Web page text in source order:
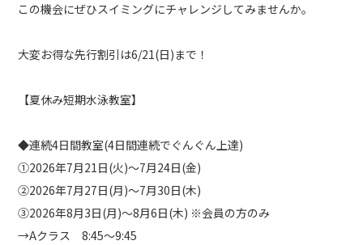
この機会にぜひスイミングにチャレンジしてみませんか。
大変お得な先行割引は6/21(日)まで！
【夏休み短期水泳教室】
◆連続4日間教室(4日間連続でぐんぐん上達)
①2026年7月21日(火)～7月24日(金)
②2026年7月27日(月)～7月30日(木)
③2026年8月3日(月)～8月6日(木) ※会員の方のみ
→Aクラス 8:45～9:45